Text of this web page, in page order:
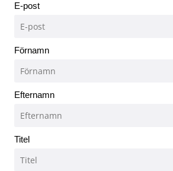
E-post
Förnamn
Efternamn
Titel